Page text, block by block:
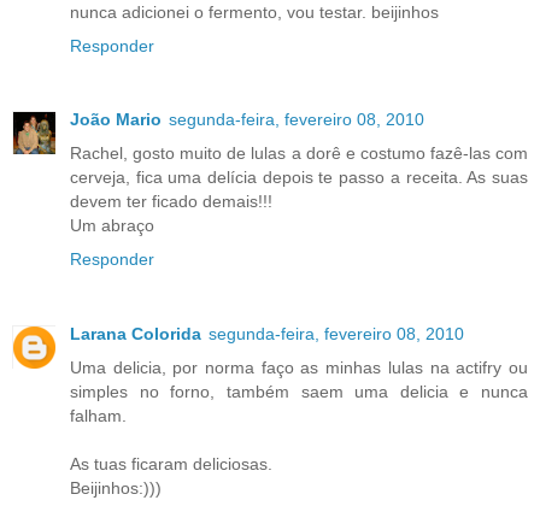
nunca adicionei o fermento, vou testar. beijinhos
Responder
João Mario segunda-feira, fevereiro 08, 2010
Rachel, gosto muito de lulas a dorê e costumo fazê-las com
cerveja, fica uma delícia depois te passo a receita. As suas
devem ter ficado demais!!!
Um abraço
Responder
Larana Colorida segunda-feira, fevereiro 08, 2010
Uma delicia, por norma faço as minhas lulas na actifry ou
simples no forno, também saem uma delicia e nunca
falham.
As tuas ficaram deliciosas.
Beijinhos:)))